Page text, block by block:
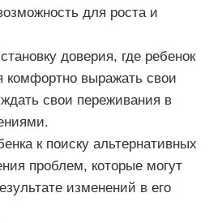
для роста и
доверия, где ребенок
комфортно выражать свои
свои переживания в
к поиску альтернативных
проблем, которые могут
изменений в его